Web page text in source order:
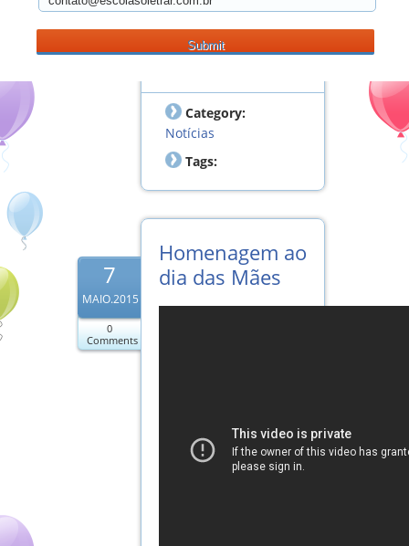
Category:
Notícias
Tags:
7
MAIO.2015
0
Comments
Homenagem ao
dia das Mães